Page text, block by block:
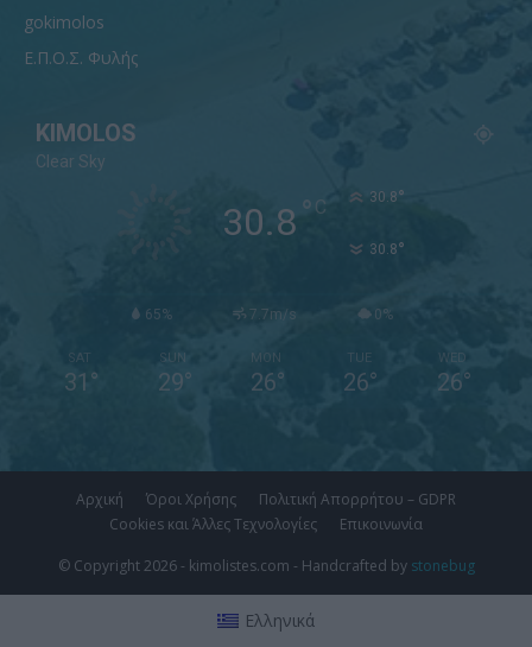
gokimolos
Ε.Π.Ο.Σ. Φυλής
KIMOLOS
Clear Sky
30.8° C 30.8°
30.8°
65% 7.7m/s 0%
SAT
31 °
SUN
29°
MON
26°
TUE
26°
WED
26°
Αρχική Όροι Χρήσης
Πολιτική Απορρήτου – GDPR
Cookies και Άλλες Τεχνολογίες
Επικοινωνία
© Copyright 2026 - kimolistes.com - Handcrafted by stonebug
Ελληνικά